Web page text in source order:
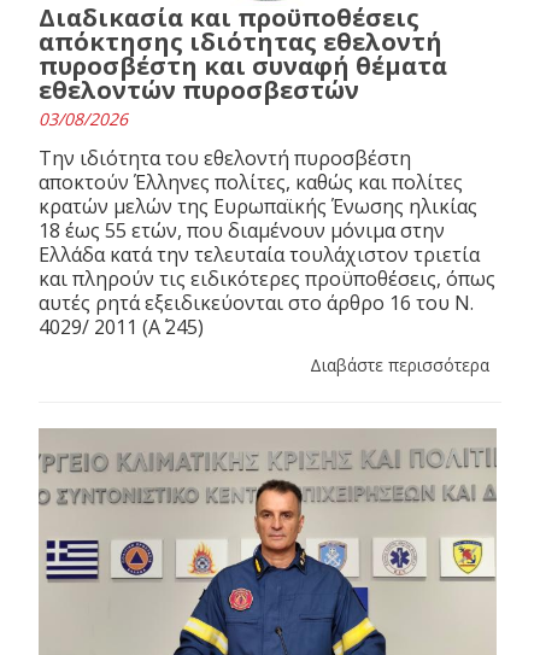
Διαδικασία και προϋποθέσεις
απόκτησης ιδιότητας εθελοντή
πυροσβέστη και συναφή θέματα
εθελοντών πυροσβεστών
03/08/2026
Την ιδιότητα του εθελοντή πυροσβέστη
αποκτούν Έλληνες πολίτες, καθώς και πολίτες
κρατών μελών της Ευρωπαϊκής Ένωσης ηλικίας
18 έως 55 ετών, που διαμένουν μόνιμα στην
Ελλάδα κατά την τελευταία τουλάχιστον τριετία
και πληρούν τις ειδικότερες προϋποθέσεις, όπως
αυτές ρητά εξειδικεύονται στο άρθρο 16 του N.
4029/ 2011 (Α΄ 245)
Διαβάστε περισσότερα